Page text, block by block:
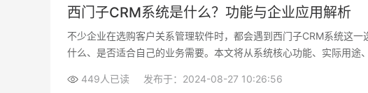
西门子CRM系统是什么？功能与企业应用解析
不少企业在选购客户关系管理软件时，都会遇到西门子CRM系统这
什么、是否适合自己的业务需要。本文将从系统核心功能、实际用途
449人已读 发布于：2024-08-27 10:26:56